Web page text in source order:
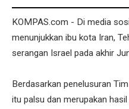
KOMPAS.com - Di media
menunjukkan ibu kota Iran,
serangan Israel pada akhir
Berdasarkan penelusuran
itu palsu dan merupakan